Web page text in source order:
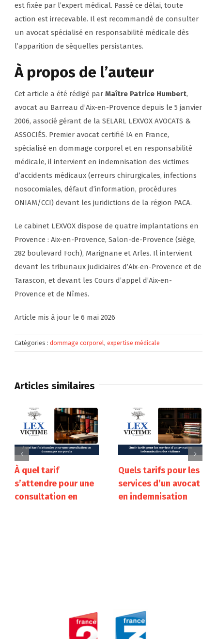
est fixée par l’expert médical. Passé ce délai, toute
action est irrecevable. Il est recommandé de consulter
un avocat spécialisé en responsabilité médicale dès
l’apparition de séquelles persistantes.
À propos de l’auteur
Cet article a été rédigé par Maître Patrice Humbert,
avocat au Barreau d’Aix-en-Provence depuis le 5 janvier
2006, associé gérant de la SELARL LEXVOX AVOCATS &
ASSOCIÉS. Premier avocat certifié IA en France,
spécialisé en dommage corporel et en responsabilité
médicale, il intervient en indemnisation des victimes
d’accidents médicaux (erreurs chirurgicales, infections
nosocomiales, défaut d’information, procédures
ONIAM/CCI) devant les juridictions de la région PACA.
Le cabinet LEXVOX dispose de quatre implantations en
Provence : Aix-en-Provence, Salon-de-Provence (siège,
282 boulevard Foch), Marignane et Arles. Il intervient
devant les tribunaux judiciaires d’Aix-en-Provence et de
Tarascon, et devant les Cours d’appel d’Aix-en-
Provence et de Nîmes.
Article mis à jour le 6 mai 2026
Catégories : dommage corporel , expertise médicale
Articles similaires
À quel tarif
s’attendre pour une
consultation en
Quels tarifs pour les
services d’un avocat
en indemnisation
indemnisation des
victimes